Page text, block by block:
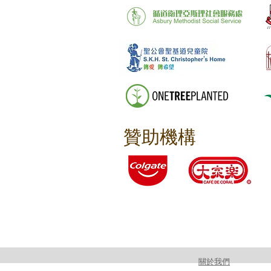
贊助機構
關於我們